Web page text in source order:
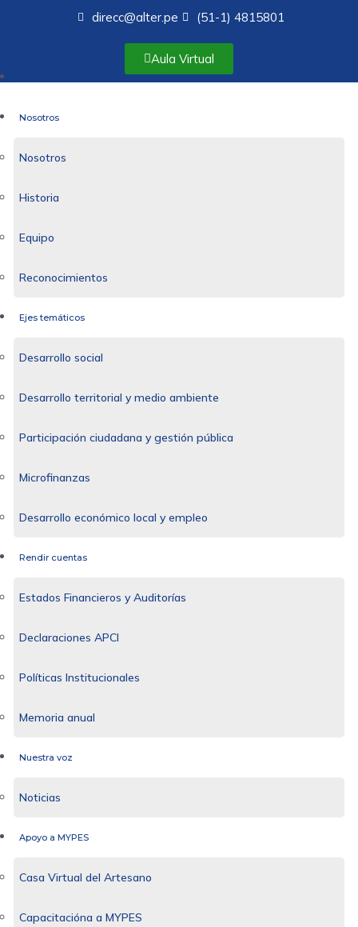
direcc@alter.pe (51-1) 4815801
Aula Virtual
Nosotros
Nosotros
Historia
Equipo
Reconocimientos
Ejes temáticos
Desarrollo social
Desarrollo territorial y medio ambiente
Participación ciudadana y gestión pública
Microfinanzas
Desarrollo económico local y empleo
Rendir cuentas
Estados Financieros y Auditorías
Declaraciones APCI
Políticas Institucionales
Memoria anual
Nuestra voz
Noticias
Apoyo a MYPES
Casa Virtual del Artesano
Capacitacióna a MYPES